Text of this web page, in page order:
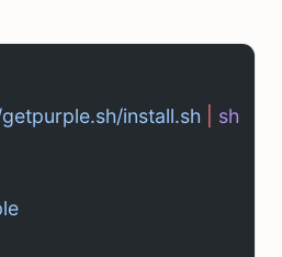
install.sh sh